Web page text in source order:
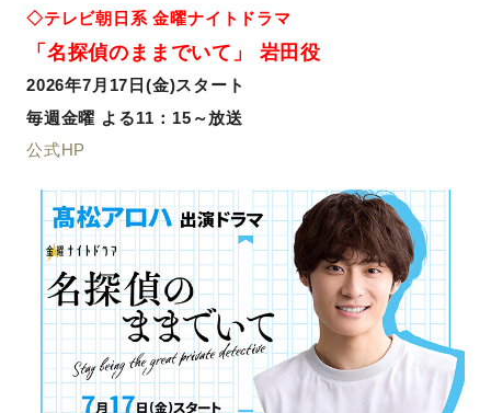
◇テレビ朝日系 金曜ナイトドラマ
「名探偵のままでいて」 岩田役
2026年7月17日(金)スタート
毎週金曜 よる11：15～放送
公式HP